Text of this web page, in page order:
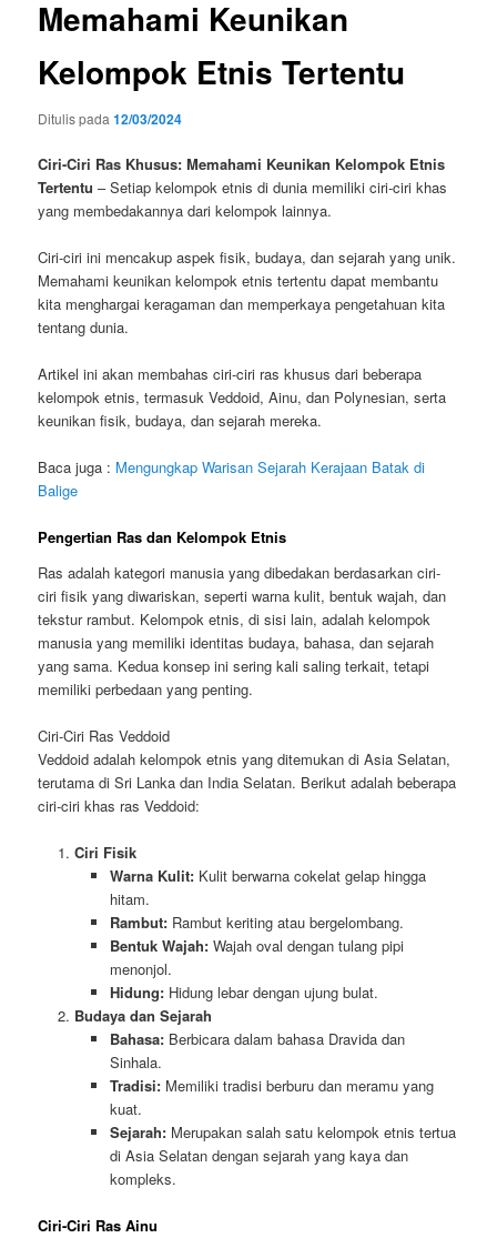
Memahami Keunikan
Kelompok Etnis Tertentu
Ditulis pada12/03/2024
Ciri-Ciri Ras Khusus: Memahami Keunikan Kelompok Etnis
Tertentu – Setiap kelompok etnis di dunia memiliki ciri-ciri khas
yang membedakannya dari kelompok lainnya.
Ciri-ciri ini mencakup aspek fisik, budaya, dan sejarah yang unik.
Memahami keunikan kelompok etnis tertentu dapat membantu
kita menghargai keragaman dan memperkaya pengetahuan kita
tentang dunia.
Artikel ini akan membahas ciri-ciri ras khusus dari beberapa
kelompok etnis, termasuk Veddoid, Ainu, dan Polynesian, serta
keunikan fisik, budaya, dan sejarah mereka.
Baca juga : Mengungkap Warisan Sejarah Kerajaan Batak di
Balige
Pengertian Ras dan Kelompok Etnis
Ras adalah kategori manusia yang dibedakan berdasarkan ciri-
ciri fisik yang diwariskan, seperti warna kulit, bentuk wajah, dan
tekstur rambut. Kelompok etnis, di sisi lain, adalah kelompok
manusia yang memiliki identitas budaya, bahasa, dan sejarah
yang sama. Kedua konsep ini sering kali saling terkait, tetapi
memiliki perbedaan yang penting.
Ciri-Ciri Ras Veddoid
Veddoid adalah kelompok etnis yang ditemukan di Asia Selatan,
terutama di Sri Lanka dan India Selatan. Berikut adalah beberapa
ciri-ciri khas ras Veddoid:
Ciri Fisik
Warna Kulit: Kulit berwarna cokelat gelap hingga
hitam.
Rambut: Rambut keriting atau bergelombang.
Bentuk Wajah: Wajah oval dengan tulang pipi
menonjol.
Hidung: Hidung lebar dengan ujung bulat.
Budaya dan Sejarah
Bahasa: Berbicara dalam bahasa Dravida dan
Sinhala.
Tradisi: Memiliki tradisi berburu dan meramu yang
kuat.
Sejarah: Merupakan salah satu kelompok etnis tertua
di Asia Selatan dengan sejarah yang kaya dan
kompleks.
Ciri-Ciri Ras Ainu